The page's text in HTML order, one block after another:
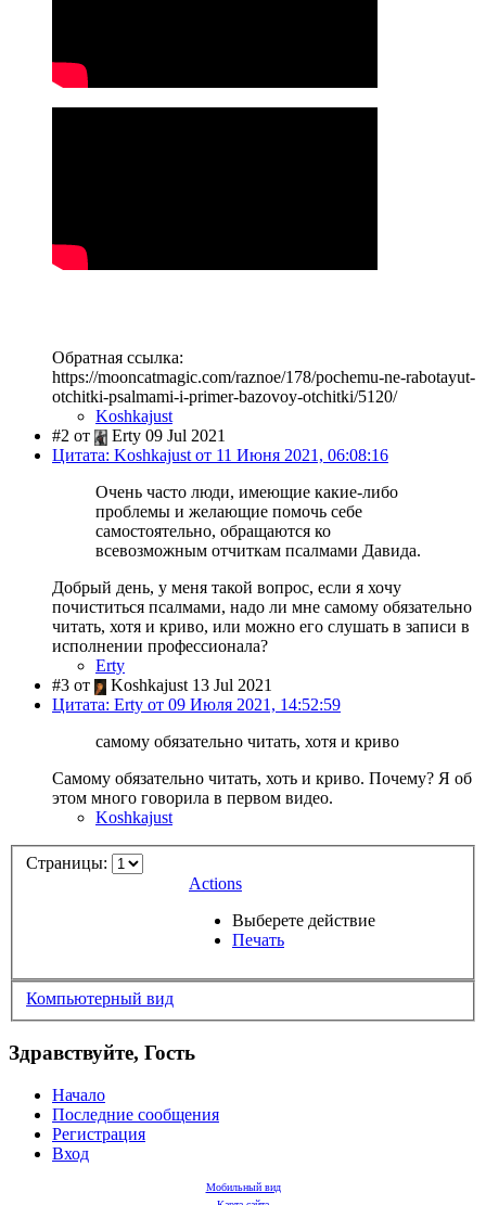
Обратная ссылка:
https://mooncatmagic.com/raznoe/178/pochemu-ne-rabotayut-
otchitki-psalmami-i-primer-bazovoy-otchitki/5120/
Koshkajust
#2 от
Erty 09 Jul 2021
Цитата: Koshkajust от 11 Июня 2021, 06:08:16
Очень часто люди, имеющие какие-либо
проблемы и желающие помочь себе
самостоятельно, обращаются ко
всевозможным отчиткам псалмами Давида.
Добрый день, у меня такой вопрос, если я хочу
почиститься псалмами, надо ли мне самому обязательно
читать, хотя и криво, или можно его слушать в записи в
исполнении профессионала?
Erty
#3 от
Koshkajust 13 Jul 2021
Цитата: Erty от 09 Июля 2021, 14:52:59
самому обязательно читать, хотя и криво
Самому обязательно читать, хоть и криво. Почему? Я об
этом много говорила в первом видео.
Koshkajust
Страницы:
Actions
Выберете действие
Печать
Компьютерный вид
Здравствуйте, Гость
Начало
Последние сообщения
Регистрация
Вход
Мобильный вид